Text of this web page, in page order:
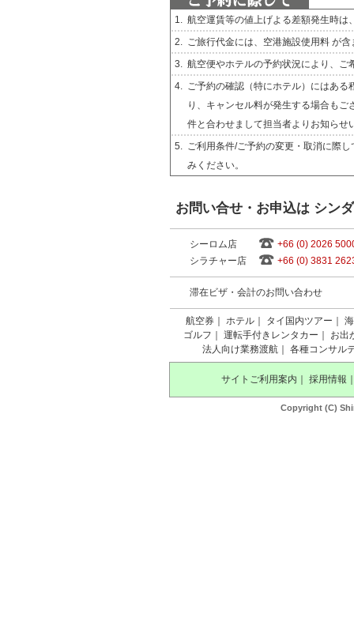
1. 航空運賃等の値上げよる差額発生時は
2. ご旅行代金には、空港施設使用料 が
3. 航空便やホテルの予約状況により、ご
4. ご予約の確認（特にホテル）にはあ
り、キャンセル料が発生する場合も
件と合わせまして担当者よりお知らせ
5. ご利用条件/ご予約の変更・取消に際
みください。
お問い合せ・お申込は シン
シーロム店
+66 (0) 2026
シラチャー店
+66 (0) 3831
滞在ビザ・会計のお問い合わせ
航空券 ホテル タイ国内ツアー
ゴルフ
運転手付きレンタカー
お出
法人向け業務渡航
各種コンサル
サイトご利用案内 採用情報
Copyright (C)